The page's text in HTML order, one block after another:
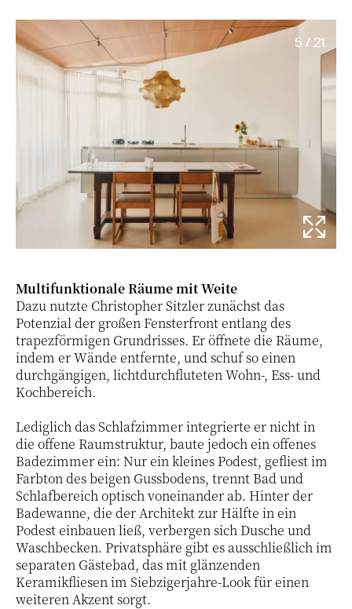
5 / 21
Multifunktionale Räume mit Weite
Dazu nutzte Christopher Sitzler zunächst das
Potenzial der großen Fensterfront entlang des
trapezförmigen Grundrisses. Er öffnete die Räume,
indem er Wände entfernte, und schuf so einen
durchgängigen, lichtdurchfluteten Wohn-, Ess- und
Kochbereich.
Lediglich das Schlafzimmer integrierte er nicht in
die offene Raumstruktur, baute jedoch ein offenes
Badezimmer ein: Nur ein kleines Podest, gefliest im
Farbton des beigen Gussbodens, trennt Bad und
Schlafbereich optisch voneinander ab. Hinter der
Badewanne, die der Architekt zur Hälfte in ein
Podest einbauen ließ, verbergen sich Dusche und
Waschbecken. Privatsphäre gibt es ausschließlich im
separaten Gästebad, das mit glänzenden
Keramikfliesen im Siebzigerjahre-Look für einen
weiteren Akzent sorgt.